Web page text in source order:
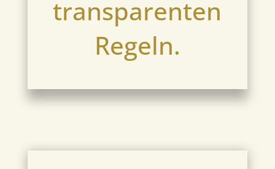
transparenten
Regeln.